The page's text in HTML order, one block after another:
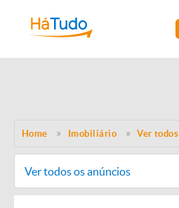
Home Imobiliário Ver todos
Ver todos os anúncios